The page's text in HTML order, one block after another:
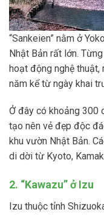
“Sankeien” nằm ở
Nhật Bản rất lớn.
hoạt động nghệ
năm kể từ ngày khai
Ở đây có khoảng 300
tạo nên vẻ đẹp độc
khu vườn Nhật Bản.
di dời từ Kyoto,
2. “Kawazu” ở Izu
Izu thuộc tỉnh